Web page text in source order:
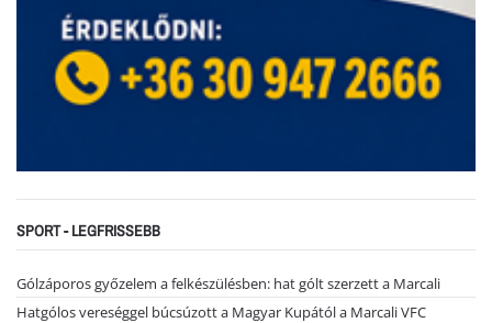
SPORT - LEGFRISSEBB
Gólzáporos győzelem a felkészülésben: hat gólt szerzett a Marcali
Hatgólos vereséggel búcsúzott a Magyar Kupától a Marcali VFC